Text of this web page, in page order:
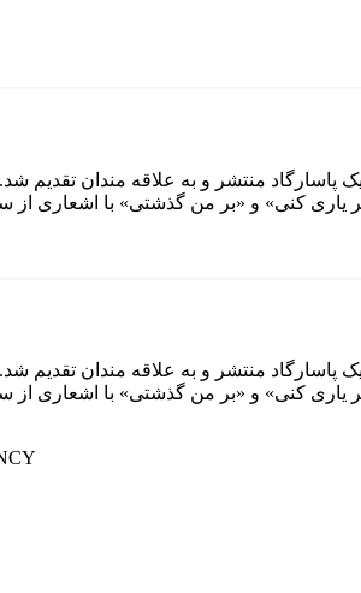
منتشر و به علاقه مندان تقدیم
کنی» و «بر من گذشتی» با اشعاری از
منتشر و به علاقه مندان تقدیم
کنی» و «بر من گذشتی» با اشعاری از